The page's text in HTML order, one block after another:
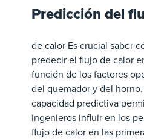
Predicción del
de calor Es crucial saber
predecir el flujo de calor
función de los factores
del quemador y del horno.
capacidad predictiva
ingenieros influir en los
flujo de calor en las